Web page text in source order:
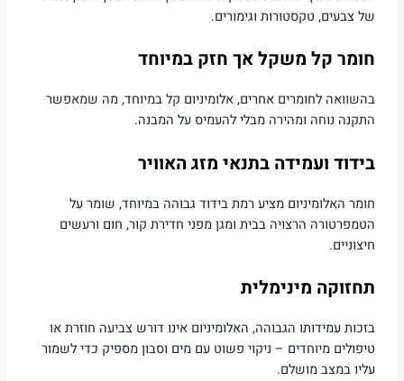
של צבעים, טקסטורות וגימורים.
חומר קל משקל אך חזק במיוחד
בהשוואה לחומרים אחרים, אלומיניום קל במיוחד, מה שמאפשר
התקנה נוחה ומהירה מבלי להעמיס על המבנה.
בידוד ועמידה בתנאי מזג האוויר
חומר האלומיניום מציע רמת בידוד גבוהה במיוחד, שומר על
הטמפרטורה הרצויה בבית ומגן מפני חדירת קור, חום ורעשים
חיצוניים.
תחזוקה מינימלית
בזכות עמידותו הגבוהה, האלומיניום אינו דורש צביעה חוזרת או
טיפולים מיוחדים – ניקוי פשוט עם מים וסבון מספיק כדי לשמור
עליו במצב מושלם.